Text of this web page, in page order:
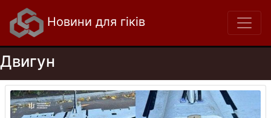
Новини для гіків
Двигун